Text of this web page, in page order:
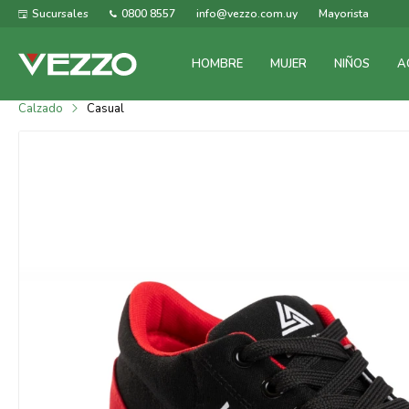
HOMBRE MUJER NIÑOS
Sucursales 0800 8557 info@vezzo.com.uy Mayorista
Calzado Casual